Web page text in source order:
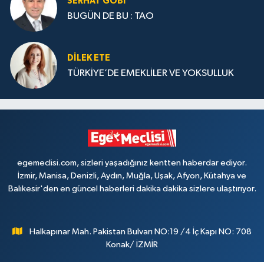
BUGÜN DE BU : TAO
DILEK ETE
TÜRKİYE’DE EMEKLİLER VE YOKSULLUK
egemeclisi.com, sizleri yaşadığınız kentten haberdar ediyor.
İzmir, Manisa, Denizli, Aydın, Muğla, Uşak, Afyon, Kütahya ve
Balıkesir'den en güncel haberleri dakika dakika sizlere ulaştırıyor.
Halkapınar Mah. Pakistan Bulvarı NO:19 /4 İç Kapı NO: 708
Konak/ İZMİR